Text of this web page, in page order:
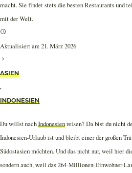
macht. Sie findet stets die besten Restaurants und
mit der Welt.
Aktualisiert am 21. März 2026
ASIEN
,
INDONESIEN
Du willst nachIndonesienreisen? Da bist du nicht
Indonesien-Urlaub ist und bleibt einer der großen
Südostasien möchten. Und das nicht nur, weil hier
sondern auch, weil das 264-Millionen-Einwohner-